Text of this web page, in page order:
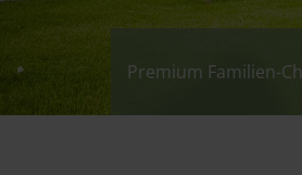
Premium Familien-
Premium Familien-
Premium Familien-
Premium Familien-